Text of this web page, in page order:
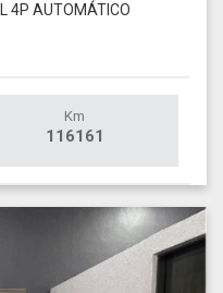
4P AUTOMÁTICO
Km
116161